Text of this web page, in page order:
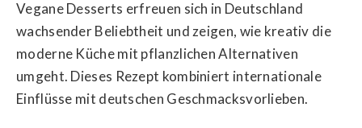
Vegane Desserts erfreuen sich in Deutschland
wachsender Beliebtheit und zeigen, wie kreativ die
moderne Küche mit pflanzlichen Alternativen
umgeht. Dieses Rezept kombiniert internationale
Einflüsse mit deutschen Geschmacksvorlieben.